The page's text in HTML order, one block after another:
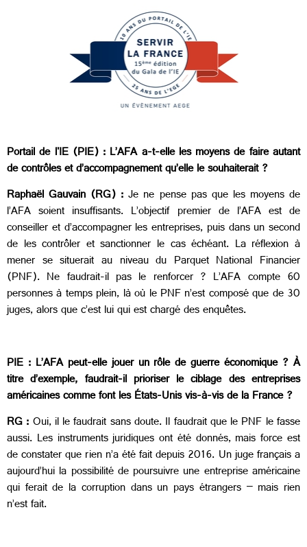
Portail de l'IE (PIE) : L’AFA a-t-elle les moyens de faire autant
de contrôles et d’accompagnement qu’elle le souhaiterait ?
Raphaël Gauvain (RG) :Je ne pense pas que les moyens de
l’AFA soient insuffisants. L’objectif premier de l’AFA est de
conseiller et d’accompagner les entreprises, puis dans un second
de les contrôler et sanctionner le cas échéant. La réflexion à
mener se situerait au niveau du Parquet National Financier
(PNF). Ne faudrait-il pas le renforcer ? L’AFA compte 60
personnes à temps plein, là où le PNF n’est composé que de 30
juges, alors que c’est lui qui est chargé des enquêtes.
PIE : L’AFA peut-elle jouer un rôle de guerre économique ? À
titre d’exemple, faudrait-il prioriser le ciblage des entreprises
américaines comme font les États-Unis vis-à-vis de la France ?
RG :Oui, il le faudrait sans doute. Il faudrait que le PNF le fasse
aussi. Les instruments juridiques ont été donnés, mais force est
de constater que rien n’a été fait depuis 2016. Un juge français a
aujourd’hui la possibilité de poursuivre une entreprise américaine
qui ferait de la corruption dans un pays étrangers – mais rien
n’est fait.